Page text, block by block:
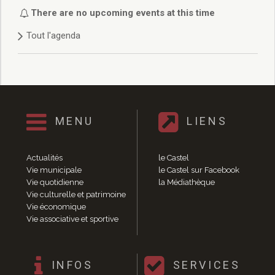
Délibérations 2021
Délibérations 2020
Délibérations 2019
Délibérations 2018
Délibérations 2014
Délibérations 2013
Délibérations 2011
Délibérations 2010
Délibérations 2009
Délibérations 2008
Agenda réunions publiques
Marchés publics
Vie quotidienne
There are no upcoming events at this time
Tout l'agenda
MENU
Actualités
Vie municipale
Vie quotidienne
Vie culturelle et patrimoine
Vie économique
Vie associative et sportive
LIENS
le Castel
le Castel sur Facebook
la Médiathèque
INFOS SERVICES